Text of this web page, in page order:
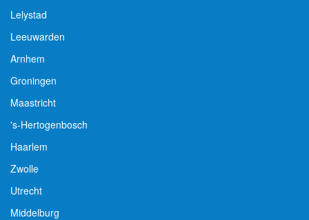
Lelystad
Leeuwarden
Arnhem
Groningen
Maastricht
's-Hertogenbosch
Haarlem
Zwolle
Utrecht
Middelburg